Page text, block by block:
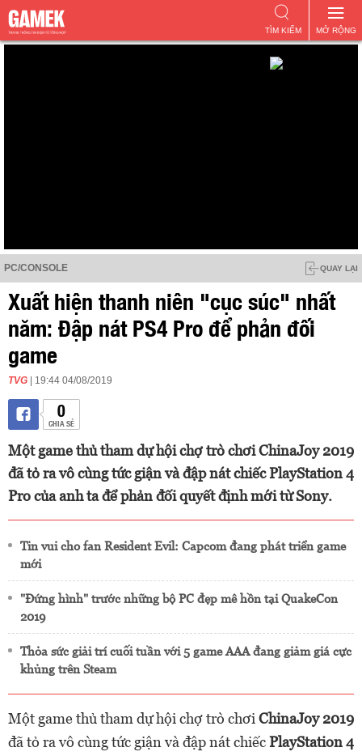
MỞ RỘNG
TÌM KIẾM
PC/CONSOLE QUAY LẠI
Xuất hiện thanh niên "cục súc" nhất
năm: Đập nát PS4 Pro để phản đối
game
TVG | 19:44 04/08/2019
0
CHIA SẺ
Một game thủ tham dự hội chợ trò chơi ChinaJoy 2019
đã tỏ ra vô cùng tức giận và đập nát chiếc PlayStation 4
Pro của anh ta để phản đối quyết định mới từ Sony.
Tin vui cho fan Resident Evil: Capcom đang phát triển game
mới
"Đứng hình" trước những bộ PC đẹp mê hồn tại QuakeCon
2019
Thỏa sức giải trí cuối tuần với 5 game AAA đang giảm giá cực
khủng trên Steam
Một game thủ tham dự hội chợ trò chơi ChinaJoy 2019
đã tỏ ra vô cùng tức giận và đập nát chiếcPlayStation 4